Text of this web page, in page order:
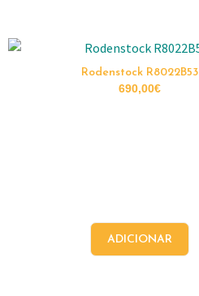
Rodenstock R8022B53
690,00€
ADICIONAR